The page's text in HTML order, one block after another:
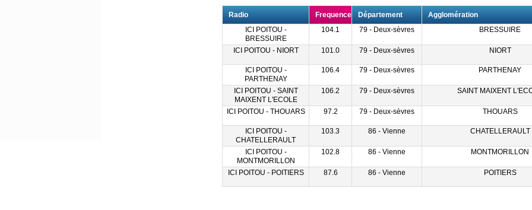
Radio Frequence Département
Agglomération
ICI POITOU -
BRESSUIRE
104.1 79 - Deux-sèvres BRESSUIRE
ICI POITOU - NIORT 101.0 79 - Deux-sèvres NIORT
ICI POITOU -
PARTHENAY
106.4 79 - Deux-sèvres PARTHENAY
ICI POITOU - SAINT
MAIXENT L'ECOLE
106.2 79 - Deux-sèvres SAINT MAIXENT
ICI POITOU - THOUARS 97.2 79 - Deux-sèvres THOUARS
ICI POITOU -
CHATELLERAULT
103.3 86 - Vienne CHATELLERAULT
ICI POITOU -
MONTMORILLON
102.8 86 - Vienne MONTMORILLON
ICI POITOU - POITIERS 87.6 86 - Vienne POITIERS